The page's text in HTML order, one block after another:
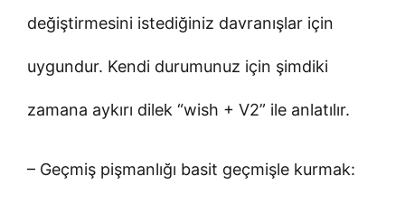
değiştirmesini istediğiniz davranışlar için
uygundur. Kendi durumunuz için şimdiki
zamana aykırı dilek “wish + V2” ile anlatılır.
– Geçmiş pişmanlığı basit geçmişle kurmak: